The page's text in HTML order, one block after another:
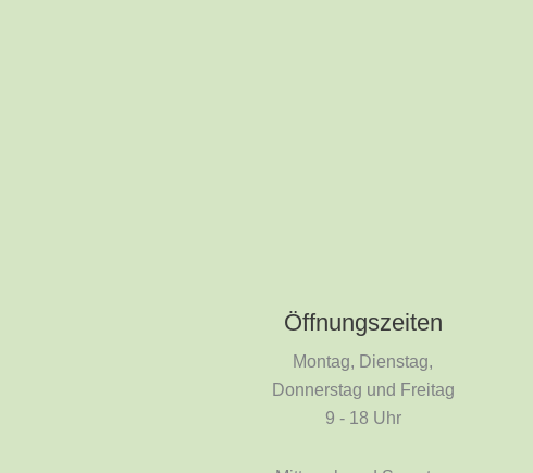
Öffnungszeiten
Montag, Dienstag,
Donnerstag und Freitag
9 - 18 Uhr